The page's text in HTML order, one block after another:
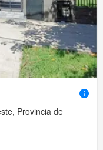
Provincia de